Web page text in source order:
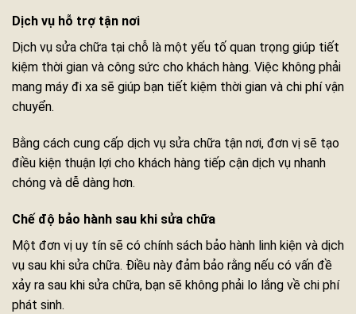
Dịch vụ hỗ trợ tận nơi
Dịch vụ sửa chữa tại chỗ là một yếu tố quan trọng giúp tiết
kiệm thời gian và công sức cho khách hàng. Việc không phải
mang máy đi xa sẽ giúp bạn tiết kiệm thời gian và chi phí vận
chuyển.
Bằng cách cung cấp dịch vụ sửa chữa tận nơi, đơn vị sẽ tạo
điều kiện thuận lợi cho khách hàng tiếp cận dịch vụ nhanh
chóng và dễ dàng hơn.
Chế độ bảo hành sau khi sửa chữa
Một đơn vị uy tín sẽ có chính sách bảo hành linh kiện và dịch
vụ sau khi sửa chữa. Điều này đảm bảo rằng nếu có vấn đề
xảy ra sau khi sửa chữa, bạn sẽ không phải lo lắng về chi phí
phát sinh.